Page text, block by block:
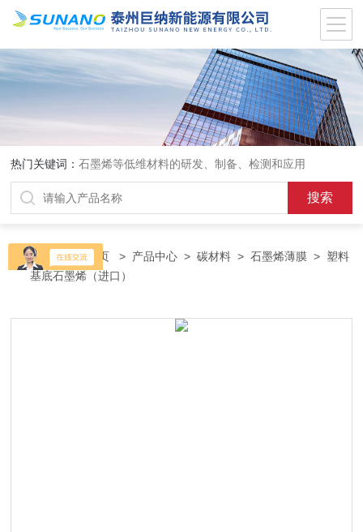
热门关键词：石墨烯等低维材料的研发、制备、检测和应用
当前位置：首页 > 产品中心 >碳材料 >石墨烯薄膜 > 塑料
基底石墨烯（进口）